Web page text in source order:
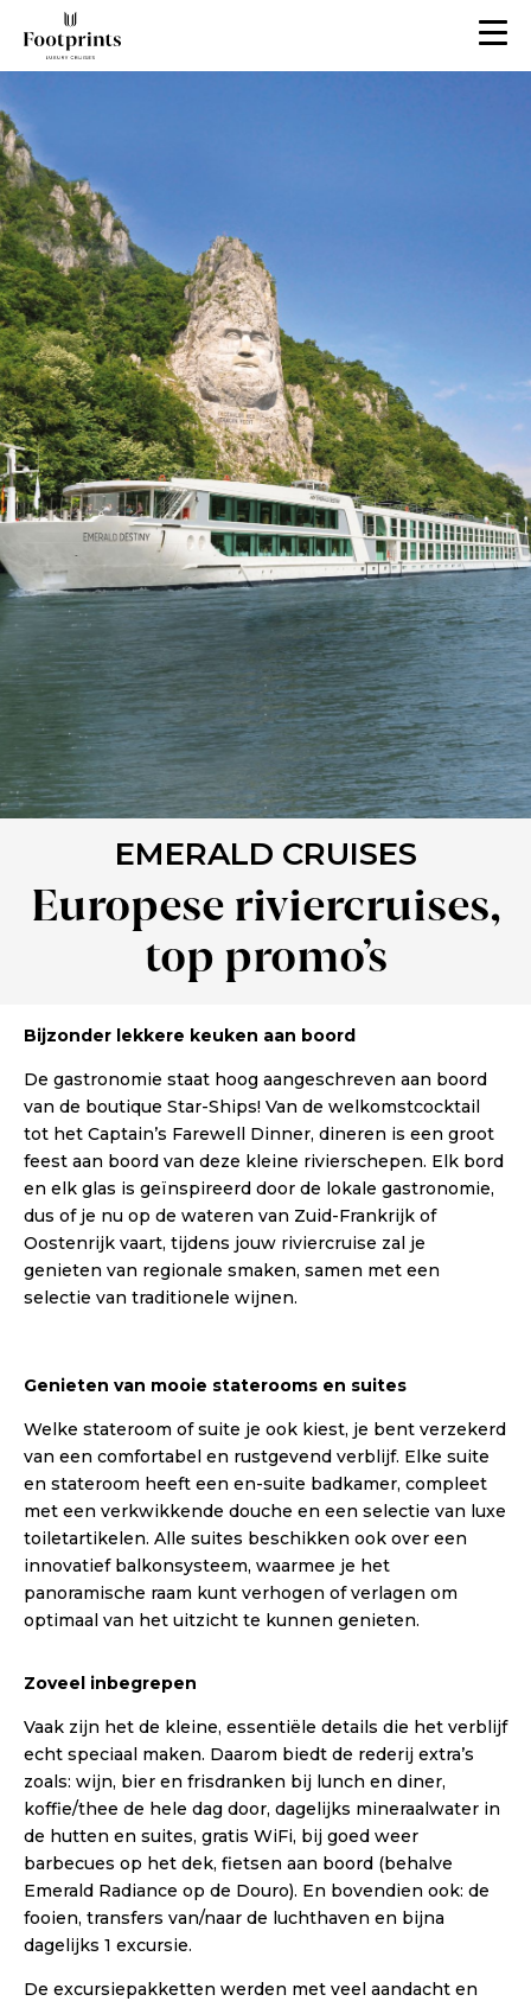
EMERALD CRUISES
Europese riviercruises,
top promo’s
Bijzonder lekkere keuken aan boord
De gastronomie staat hoog aangeschreven aan boord
van de boutique Star-Ships! Van de welkomstcocktail
tot het Captain’s Farewell Dinner, dineren is een groot
feest aan boord van deze kleine rivierschepen. Elk bord
en elk glas is geïnspireerd door de lokale gastronomie,
dus of je nu op de wateren van Zuid-Frankrijk of
Oostenrijk vaart, tijdens jouw riviercruise zal je
genieten van regionale smaken, samen met een
selectie van traditionele wijnen.
Genieten van mooie staterooms en suites
Welke stateroom of suite je ook kiest, je bent verzekerd
van een comfortabel en rustgevend verblijf. Elke suite
en stateroom heeft een en-suite badkamer, compleet
met een verkwikkende douche en een selectie van luxe
toiletartikelen. Alle suites beschikken ook over een
innovatief balkonsysteem, waarmee je het
panoramische raam kunt verhogen of verlagen om
optimaal van het uitzicht te kunnen genieten.
Zoveel inbegrepen
Vaak zijn het de kleine, essentiële details die het verblijf
echt speciaal maken. Daarom biedt de rederij extra’s
zoals: wijn, bier en frisdranken bij lunch en diner,
koffie/thee de hele dag door, dagelijks mineraalwater in
de hutten en suites, gratis WiFi, bij goed weer
barbecues op het dek, fietsen aan boord (behalve
Emerald Radiance op de Douro). En bovendien ook: de
fooien, transfers van/naar de luchthaven en bijna
dagelijks 1 excursie.
De excursiepakketten werden met veel aandacht en